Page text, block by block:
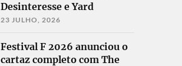
Desinteresse e Yard
23 JULHO, 2026
Festival F 2026 anunciou o
cartaz completo com The